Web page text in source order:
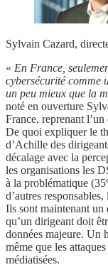
Sylvain Cazard,
« En France,
cybersécurité comme
un peu mieux que la
noté en ouverture
France, reprenant
De quoi expliquer le
d’Achille des
décalage avec la
les organisations les
à la problématique
d’autres
Ils sont maintenant un
qu’un dirigeant doit
données majeure. Un
même que les
médiatisées.